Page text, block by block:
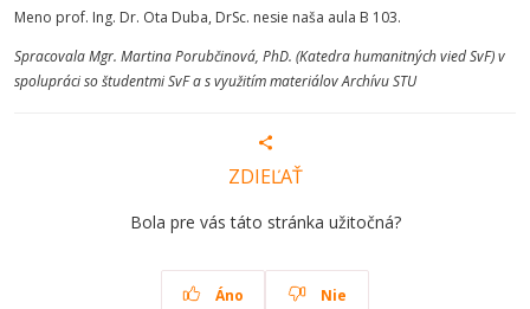
Meno prof. Ing. Dr. Ota Duba, DrSc. nesie naša aula B 103.
Spracovala Mgr. Martina Porubčinová, PhD. (Katedra humanitných vied SvF) v
spolupráci so študentmi SvF a s využitím materiálov Archívu STU
ZDIEĽAŤ
Bola pre vás táto stránka užitočná?
Áno Nie